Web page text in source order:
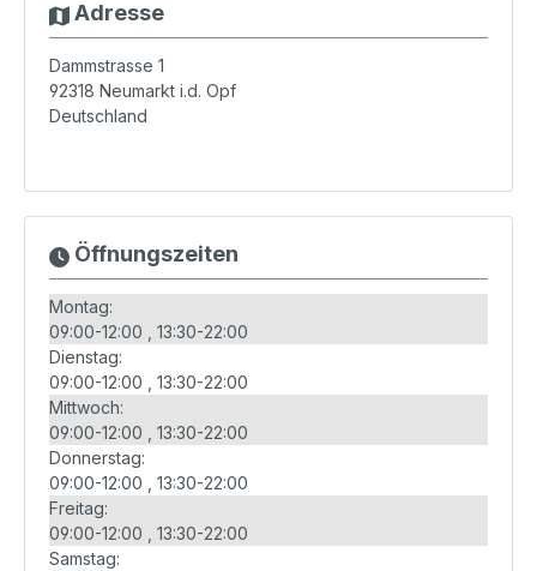
Adresse
Dammstrasse 1
92318 Neumarkt i.d. Opf
Deutschland
Öffnungszeiten
Montag:
09:00-12:00
13:30-22:00
Dienstag:
09:00-12:00
13:30-22:00
Mittwoch:
09:00-12:00
13:30-22:00
Donnerstag:
09:00-12:00
13:30-22:00
Freitag:
09:00-12:00
13:30-22:00
Samstag: